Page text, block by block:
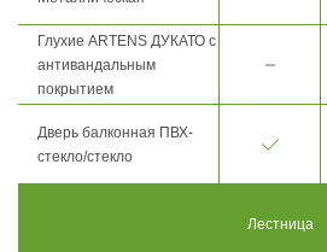
Глухие ARTENS ДУКАТО с
антивандальным
покрытием
Дверь балконная ПВХ-
стекло/стекло
Лестница